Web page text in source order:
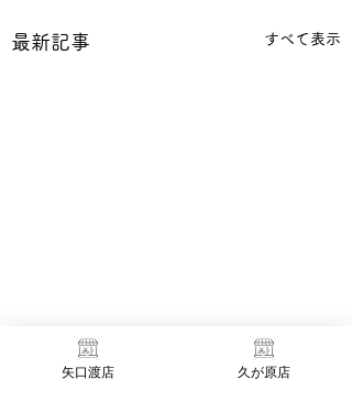
最新記事 すべて表示
矢口渡店 久が原店